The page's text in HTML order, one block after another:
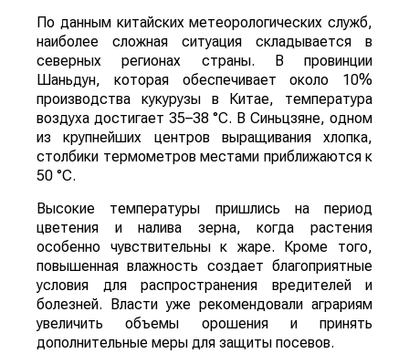
По данным китайских метеорологических служб,
наиболее сложная ситуация складывается в
северных регионах страны. В провинции
Шаньдун, которая обеспечивает около 10%
производства кукурузы в Китае, температура
воздуха достигает 35–38 °C. В Синьцзяне, одном
из крупнейших центров выращивания хлопка,
столбики термометров местами приближаются к
50 °C.
Высокие температуры пришлись на период
цветения и налива зерна, когда растения
особенно чувствительны к жаре. Кроме того,
повышенная влажность создает благоприятные
условия для распространения вредителей и
болезней. Власти уже рекомендовали аграриям
увеличить объемы орошения и принять
дополнительные меры для защиты посевов.